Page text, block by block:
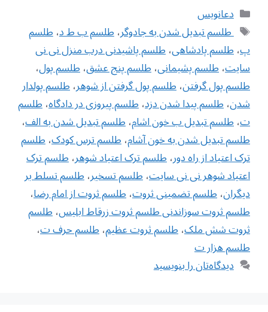
دسته‌ها
دعانویس
برچسب‌ها
‌ طلسم تبدیل شدن به جادوگر،طلسم ب ط د،طلسم
پ،طلسم پادشاهی،طلسم پاشیدنی درب منزل نی نی
سایت،طلسم پشیمانی،طلسم پنج عشق،طلسم پول،
طلسم پول گرفتن،طلسم پول گرفتن از شوهر،طلسم پولدار
شدن،طلسم پیدا شدن دزد،طلسم پیروزی در دادگاه،طلسم
ت،طلسم تبدیل ب خون اشام،طلسم تبدیل شدن به الف،
طلسم تبدیل شدن به خون آشام،طلسم ترس کودک،طلسم
ترک اعتیاد از راه دور،طلسم ترک اعتیاد شوهر،طلسم ترک
اعتیاد شوهر نی نی سایت،طلسم تسخیر،طلسم تسلط بر
دیگران،طلسم تضمینی ثروت،طلسم ثروت از امام رضا،
طلسم ثروت سوزاندنی طلسم ثروت زرقاط ابلیس،طلسم
ثروت شش ملک،طلسم ثروت عظیم،طلسم حرف ت،
طلسم هزار ت
دیدگاه‌تان را بنویسید